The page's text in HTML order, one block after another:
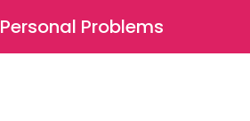
⚲
Personal Problems